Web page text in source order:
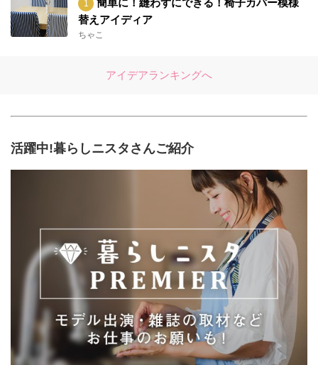
替えアイディア
ちゃこ
アイデアランキングへ
活躍中!暮らしニスタさんご紹介